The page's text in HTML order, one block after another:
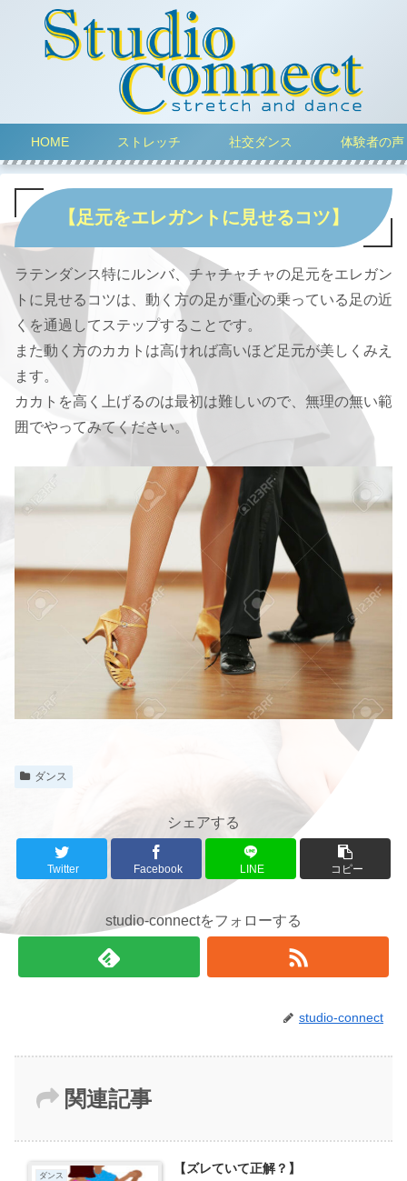
HOME ストレッチ 社交ダンス 体験者の声
【足元をエレガントに見せるコツ】
ラテンダンス特にルンバ、チャチャチャの足元をエレガン
トに見せるコツは、動く方の足が重心の乗っている足の近
くを通過してステップすることです。
また動く方のカカトは高ければ高いほど足元が美しくみえ
ます。
カカトを高く上げるのは最初は難しいので、無理の無い範
囲でやってみてください。
ダンス
シェアする
Twitter Facebook LINE コピー
studio-connectをフォローする
studio-connect
関連記事
ダンス 【ズレていて正解？】